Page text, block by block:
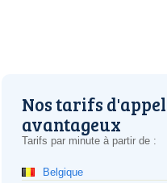
Nos tarifs d'appel
avantageux
Tarifs par minute à partir de :
Belgique